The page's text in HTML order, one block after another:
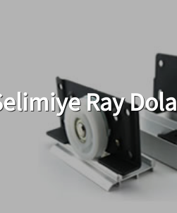
Ray